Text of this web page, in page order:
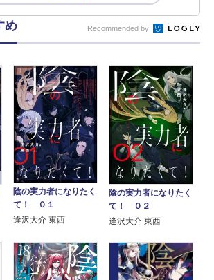
め Recommended by
陰の実力者になりたく
て！ ０１
逢沢大介 東西
陰の実力者になりたく
て！ ０２
逢沢大介 東西